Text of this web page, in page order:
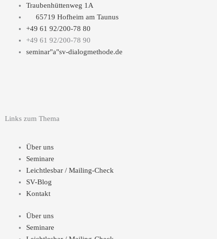
Traubenhüttenweg 1A
65719 Hofheim am Taunus
+49 61 92/200-78 80
+49 61 92/200-78 90
seminar"a"sv-dialogmethode.de
o
u
t
u
b
i
k
e
d
g
Links zum Thema
Über uns
Seminare
Leichtlesbar / Mailing-Check
SV-Blog
Kontakt
Über uns
Seminare